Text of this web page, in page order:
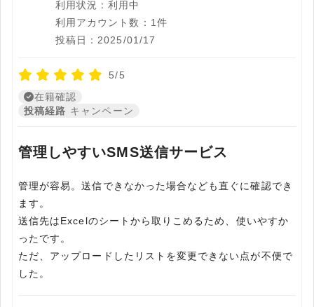
利用状況：利用中
利用アカウント数：1件
投稿日：2025/01/17
5/5
在籍確認
投稿経路 キャンペーン
管理しやすいSMS送信サービス
管理が容易。送信できなかった場合なども直ぐに確認でき
ます。
送信先はExcelのシートから取りこめるため、使いやすか
ったです。
ただ、アップロードしたリストを変更できない点が不便で
した。